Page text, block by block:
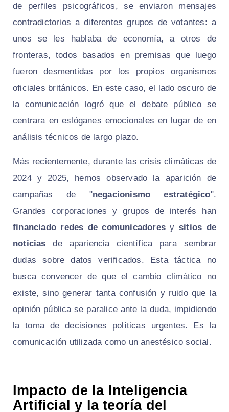
de perfiles psicográficos, se enviaron mensajes
contradictorios a diferentes grupos de votantes: a
unos se les hablaba de economía, a otros de
fronteras, todos basados en premisas que luego
fueron desmentidas por los propios organismos
oficiales británicos. En este caso, el lado oscuro de
la comunicación logró que el debate público se
centrara en eslóganes emocionales en lugar de en
análisis técnicos de largo plazo.
Más recientemente, durante las crisis climáticas de
2024 y 2025, hemos observado la aparición de
campañas de "negacionismo estratégico".
Grandes corporaciones y grupos de interés han
financiado redes de comunicadores ysitios de
noticias de apariencia científica para sembrar
dudas sobre datos verificados. Esta táctica no
busca convencer de que el cambio climático no
existe, sino generar tanta confusión y ruido que la
opinión pública se paralice ante la duda, impidiendo
la toma de decisiones políticas urgentes. Es la
comunicación utilizada como un anestésico social.
Impacto de la Inteligencia
Artificial y la teoría del